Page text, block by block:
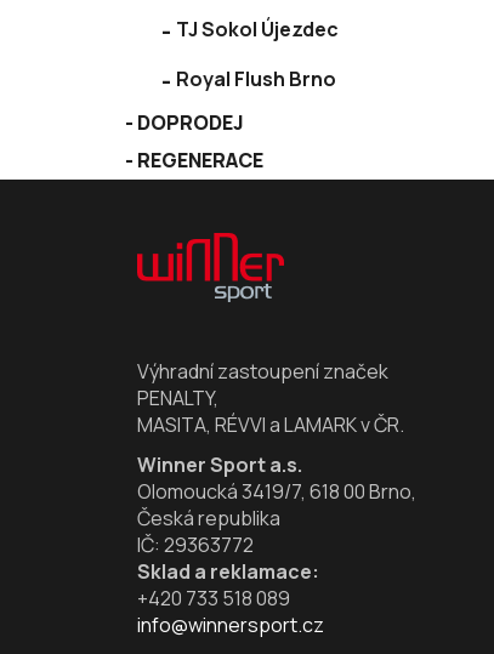
TJ Sokol Újezdec
Royal Flush Brno
DOPRODEJ
REGENERACE
Výhradní zastoupení značek
PENALTY,
MASITA, RÉVVI a LAMARK v ČR.
Winner Sport a.s.
Olomoucká 3419/7, 618 00 Brno,
Česká republika
IČ: 29363772
Sklad a reklamace:
+420 733 518 089
info@winnersport.cz